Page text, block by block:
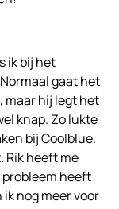
ik bij het
gaat het
maar hij legt het
knap. Zo lukte
bij Coolblue.
Rik heeft me
heeft
nog meer voor